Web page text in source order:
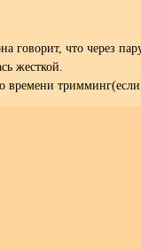
что через
жесткой.
времени